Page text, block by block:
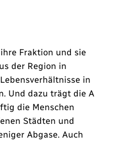
Fraktion und sie
der Region in
in
Und dazu trägt die A
die Menschen
Städten und
Abgase. Auch